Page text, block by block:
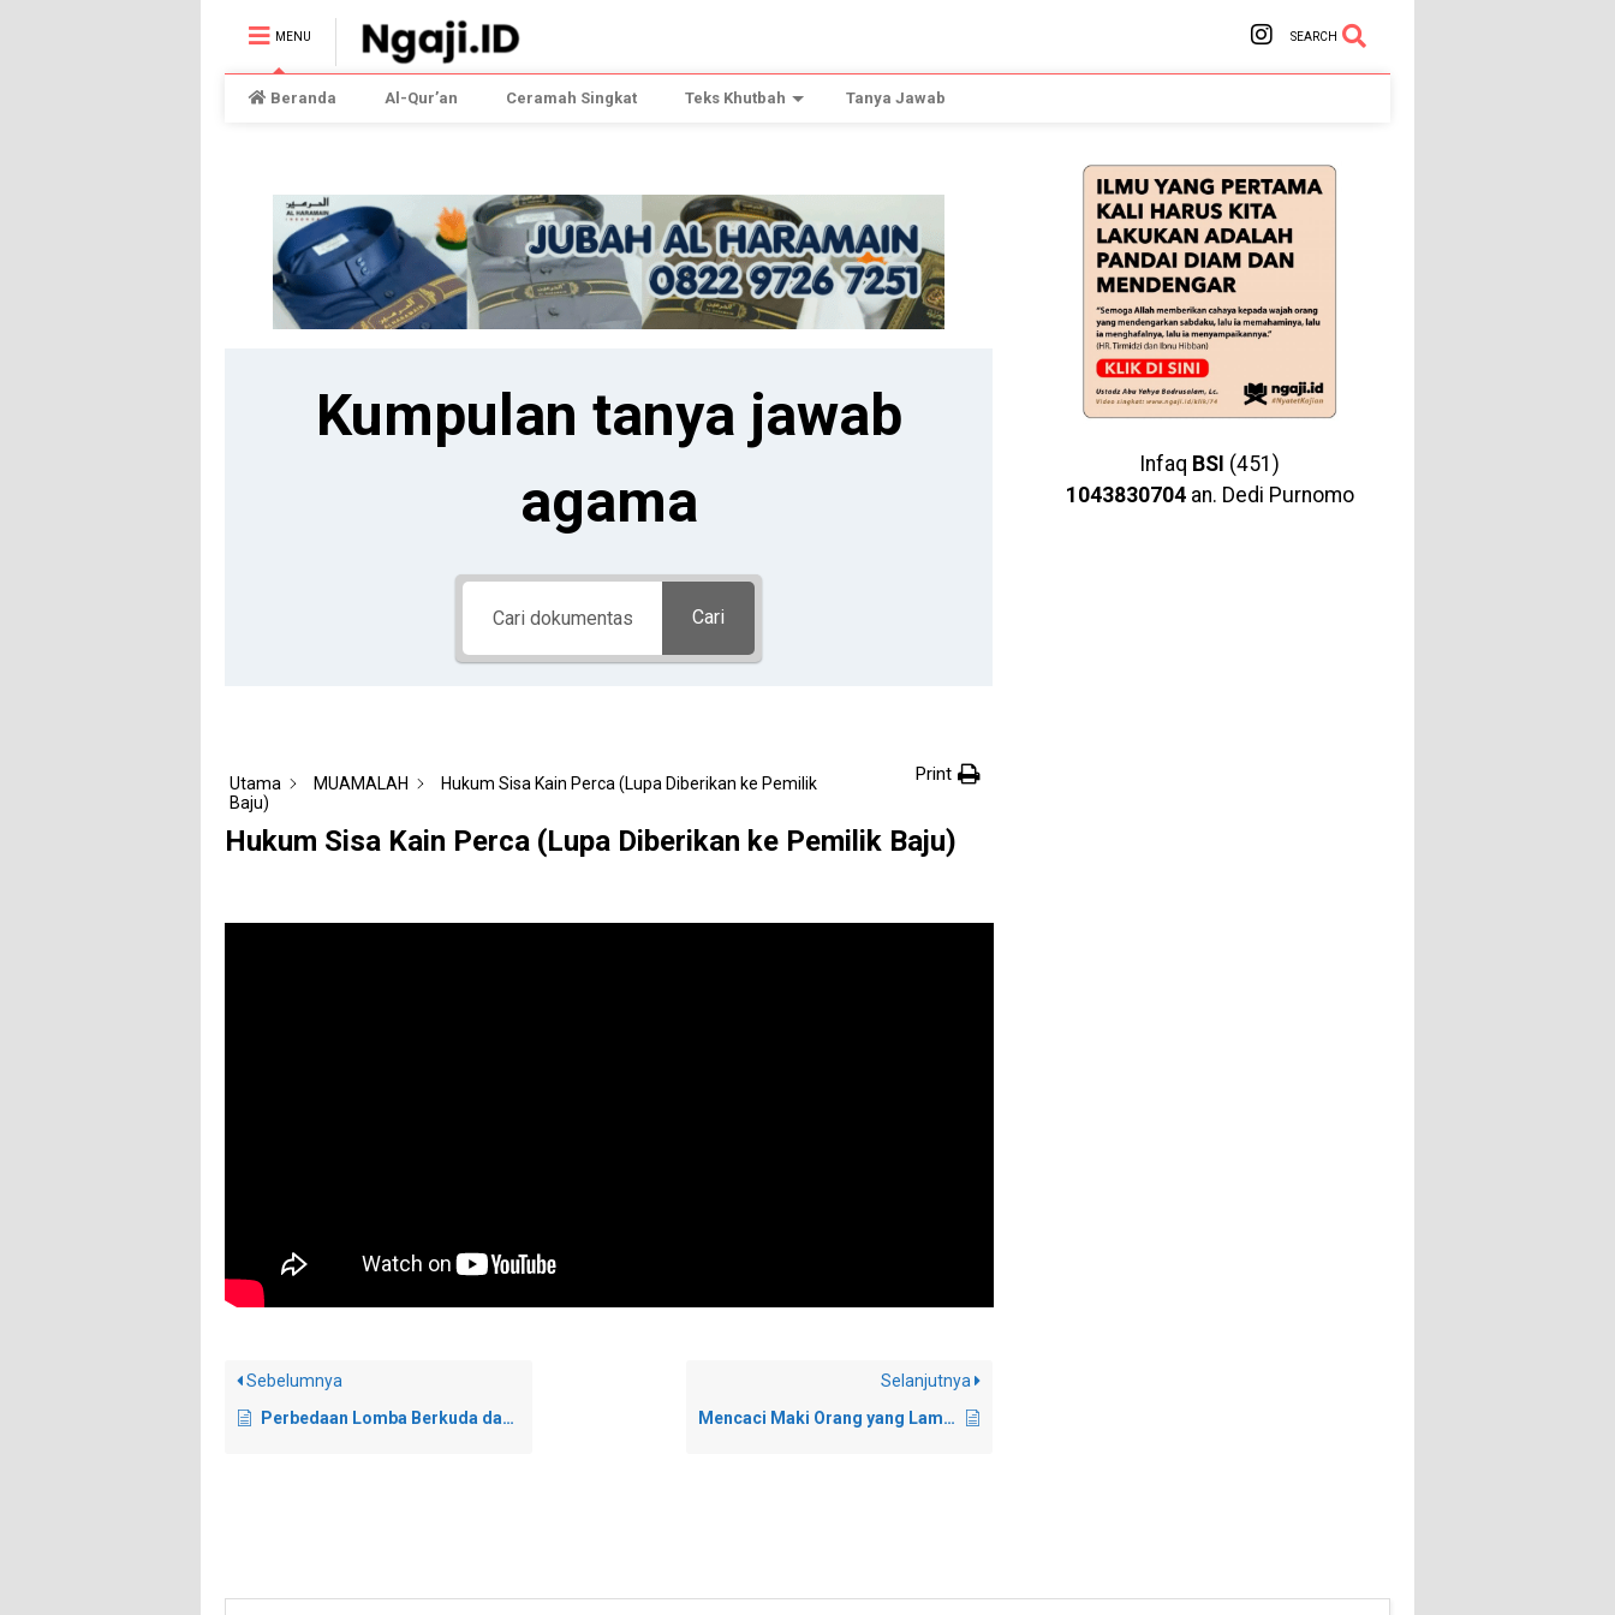
MENU SEARCH
Beranda Al-Qur’an Ceramah Singkat Teks Khutbah Tanya Jawab
Kumpulan tanya jawab
agama
Cari
Utama MUAMALAH
Hukum Sisa Kain Perca (Lupa Diberikan ke Pemilik
Baju)
Print
Hukum Sisa Kain Perca (Lupa Diberikan ke Pemilik Baju)
Sebelumnya
Perbedaan Lomba Berkuda dan Sepakbola
Selanjutnya
Mencaci Maki Orang yang Lama Tidak Bayar Utang
Infaq BSI (451)
1043830704an. Dedi Purnomo